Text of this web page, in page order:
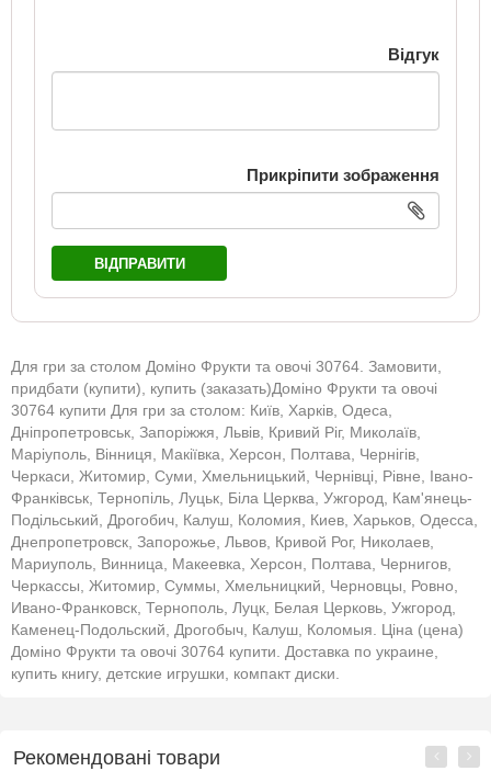
Відгук
Прикріпити зображення
ВІДПРАВИТИ
Для гри за столом Доміно Фрукти та овочі 30764. Замовити,
придбати (купити), купить (заказать)Доміно Фрукти та овочі
30764 купити Для гри за столом: Київ, Харків, Одеса,
Дніпропетровськ, Запоріжжя, Львів, Кривий Ріг, Миколаїв,
Маріуполь, Вінниця, Макіївка, Херсон, Полтава, Чернігів,
Черкаси, Житомир, Суми, Хмельницький, Чернівці, Рівне, Івано-
Франківськ, Тернопіль, Луцьк, Біла Церква, Ужгород, Кам'янець-
Подільський, Дрогобич, Калуш, Коломия, Киев, Харьков, Одесса,
Днепропетровск, Запорожье, Львов, Кривой Рог, Николаев,
Мариуполь, Винница, Макеевка, Херсон, Полтава, Чернигов,
Черкассы, Житомир, Суммы, Хмельницкий, Черновцы, Ровно,
Ивано-Франковск, Тернополь, Луцк, Белая Церковь, Ужгород,
Каменец-Подольский, Дрогобыч, Калуш, Коломыя. Ціна (цена)
Доміно Фрукти та овочі 30764 купити. Доставка по украине,
купить книгу, детские игрушки, компакт диски.
Рекомендовані товари